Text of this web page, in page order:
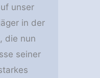
unser
in der
die nun
seiner